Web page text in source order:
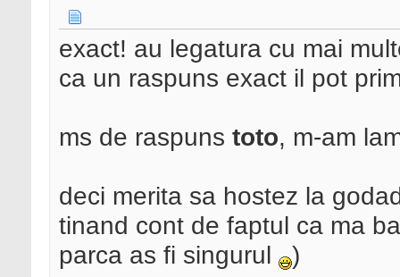
exact! au legatura cu mai
ca un raspuns exact il pot
ms de raspuns toto, m-am
deci merita sa hostez la
tinand cont de faptul ca ma
parca as fi singurul
)